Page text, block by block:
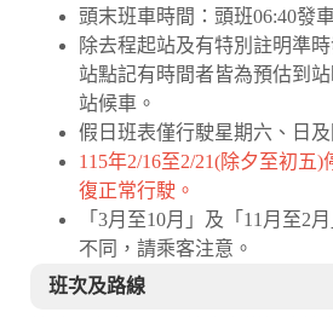
頭末班車時間：頭班06:40發
除去程起站及有特別註明準
站點記有時間者皆為預估到
站候車。
假日班表僅行駛星期六、日及
115年2/16至2/21(除夕至初五)
復正常行駛。
「3月至10月」及「11月至2
不同，請乘客注意。
班次及路線